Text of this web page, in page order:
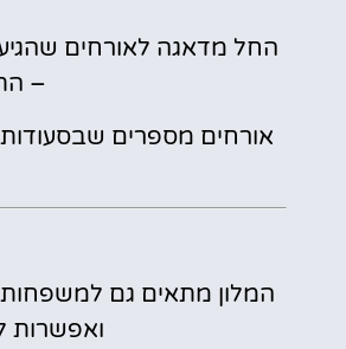
החל מדאגה לאורחים
–
אורחים מספרים שבסעודות
המלון מתאים גם למשפחות
ואפשרות